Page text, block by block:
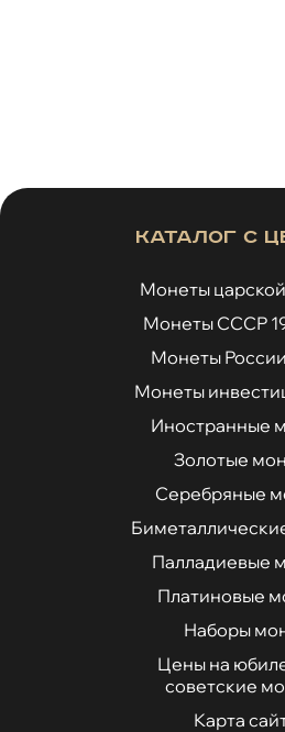
Каталог с
Монеты
Монеты СССР
Монеты России
Монеты
Иностранные
Золотые
Серебряные
Палладиевые
Платиновые
Наборы
Цены на
советские
Карта